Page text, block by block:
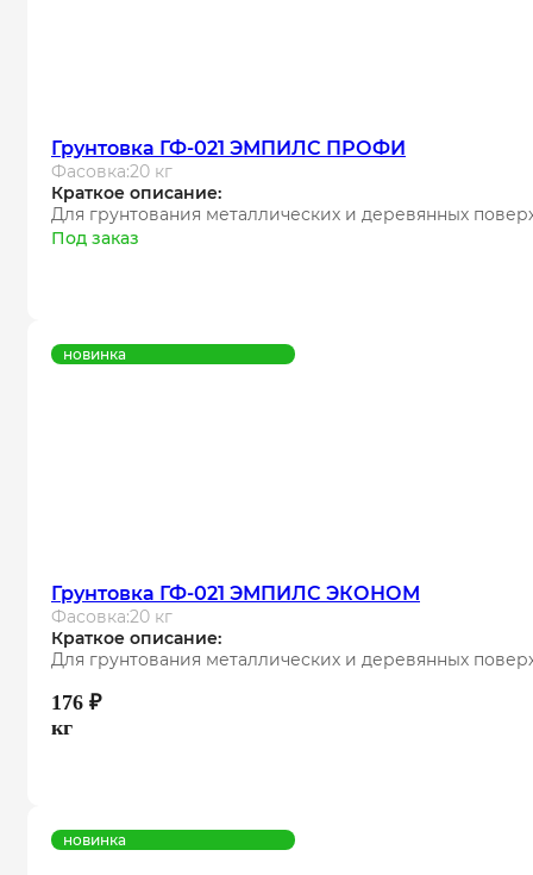
Грунтовка ГФ-021 ЭМПИЛС ПРОФИ
Фасовка:20 кг
Краткое описание:
Для грунтования металлических и деревянных
Под заказ
новинка
Грунтовка ГФ-021 ЭМПИЛС ЭКОНОМ
Фасовка:20 кг
Краткое описание:
Для грунтования металлических и деревянных
176 ₽
кг
новинка